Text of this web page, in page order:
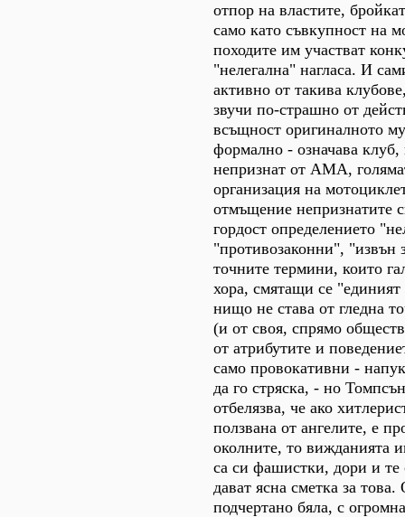
отпор на властите,
само като съвкупност на
походите им участват
"нелегална" нагласа. И
активно от такива
звучи по-страшно от
всъщност оригиналното
формално - означава
непризнат от АМА,
организация на
отмъщение непризнатите
гордост определението
"противозаконни", "извън
точните термини, които
хора, смятащи се "единият
нищо не става от гледна
(и от своя, спрямо
от атрибутите и
само провокативни -
да го стряска, - но
отбелязва, че ако
ползвана от ангелите, е
околните, то вижданията
са си фашистки, дори и те
дават ясна сметка за това.
подчертано бяла, с